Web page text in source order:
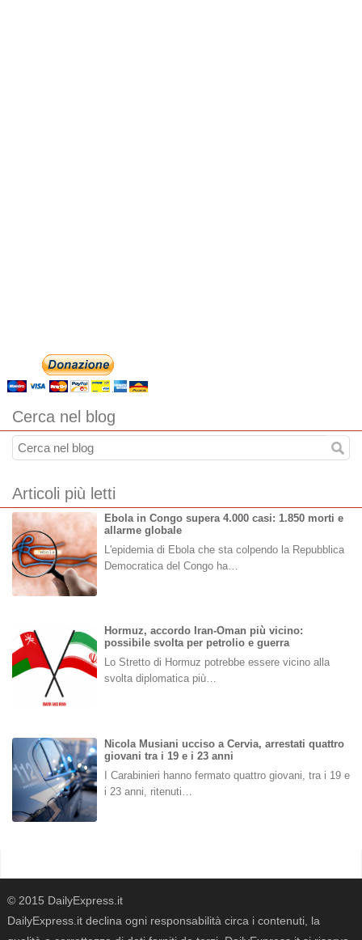
Cerca nel blog
Articoli più letti
Ebola in Congo supera 4.000 casi: 1.850 morti e
allarme globale
L'epidemia di Ebola che sta colpendo la Repubblica
Democratica del Congo ha…
Hormuz, accordo Iran-Oman più vicino:
possibile svolta per petrolio e guerra
Lo Stretto di Hormuz potrebbe essere vicino alla
svolta diplomatica più…
Nicola Musiani ucciso a Cervia, arrestati quattro
giovani tra i 19 e i 23 anni
I Carabinieri hanno fermato quattro giovani, tra i 19 e
i 23 anni, ritenuti…
© 2015 DailyExpress.it
DailyExpress.it declina ogni responsabilità circa i contenuti, la